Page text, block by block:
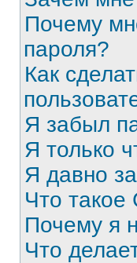
Почему
пароля?
Как
Я забыл
Я только
Я давно
Что такое
Почему я
Что